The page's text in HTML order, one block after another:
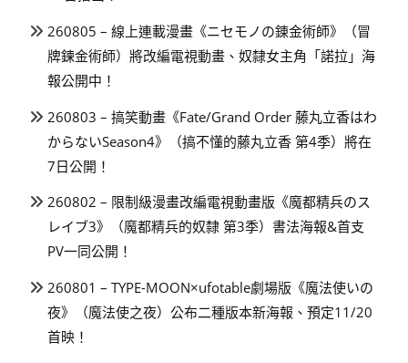
260805 – 線上連載漫畫《ニセモノの錬金術師》（冒
牌鍊金術師）將改編電視動畫、奴隸女主角「諾拉」海
報公開中！
260803 – 搞笑動畫《Fate/Grand Order 藤丸立香はわ
からないSeason4》（搞不懂的藤丸立香 第4季）將在
7日公開！
260802 – 限制級漫畫改編電視動畫版《魔都精兵のス
レイブ3》（魔都精兵的奴隸 第3季）書法海報&首支
PV一同公開！
260801 – TYPE-MOON×ufotable劇場版《魔法使いの
夜》（魔法使之夜）公布二種版本新海報、預定11/20
首映！